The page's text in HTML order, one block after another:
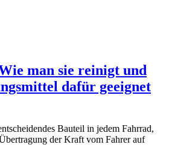
man sie reinigt und
dafür geeignet
Bauteil in jedem Fahrrad,
der Kraft vom Fahrer auf